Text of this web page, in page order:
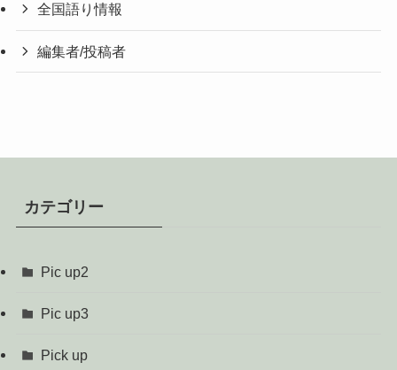
全国語り情報
編集者/投稿者
カテゴリー
Pic up2
Pic up3
Pick up